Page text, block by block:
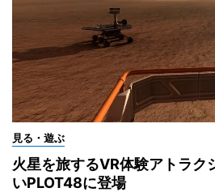
見る・遊ぶ
火星を旅するVR体験アトラ
いPLOT48に登場